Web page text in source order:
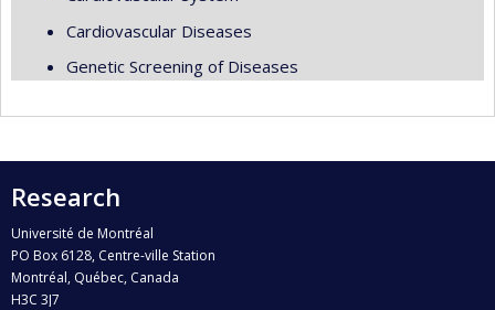
Cardiovascular Diseases
Genetic Screening of Diseases
Research
Université de Montréal
PO Box 6128, Centre-ville Station
Montréal, Québec, Canada
H3C 3J7